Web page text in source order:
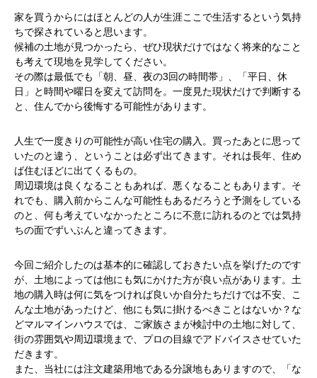
家を買うからにはほとんどの人が生涯ここで生活するという気持
ちで探されていると思います。
候補の土地が見つかったら、ぜひ現状だけではなく将来的なこと
も考えて現地を見学してください。
その際は最低でも「朝、昼、夜の3回の時間帯」、「平日、休
日」と時間や曜日を変えて訪問を。一度見た現状だけで判断する
と、住んでから後悔する可能性があります。
人生で一度きりの可能性が高い住宅の購入。買ったあとに思って
いたのと違う、ということは必ず出てきます。それは長年、住め
ば住むほどに出てくるもの。
周辺環境は良くなることもあれば、悪くなることもあります。そ
れでも、購入前からこんな可能性もあるだろうと予測をしている
のと、何も考えていなかったところに不意に訪れるのとでは気持
ちの面でずいぶんと違ってきます。
今回ご紹介したのは基本的に確認しておきたい点を挙げたのです
が、土地によっては他にも気にかけた方が良い点があります。土
地の購入時は何に気をつければ良いか自分たちだけでは不安、こ
んな土地があったけど、他にも気に掛けるべきことはないか？な
どマルマインハウスでは、ご家族さまが検討中の土地に対して、
街の雰囲気や周辺環境まで、プロの目線でアドバイスさせていた
だきます。
また、当社には注文建築用地である分譲地もありますので、「な